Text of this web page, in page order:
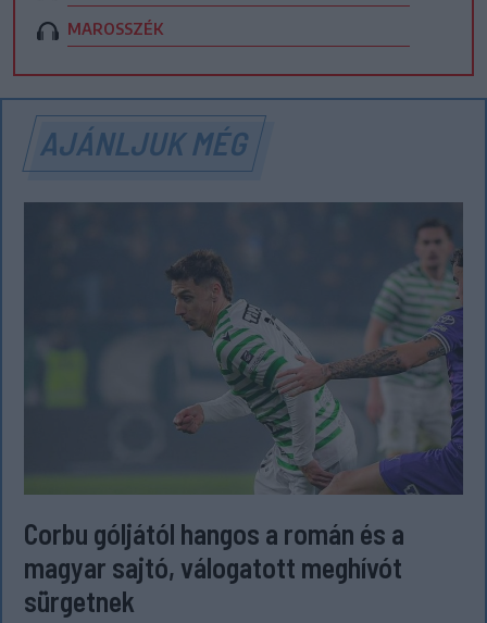
MAROSSZÉK
AJÁNLJUK MÉG
Corbu góljától hangos a román és a
magyar sajtó, válogatott meghívót
sürgetnek